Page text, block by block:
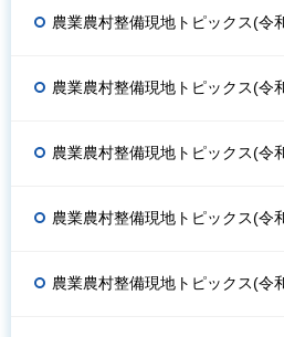
農業農村整備現地トピックス(令
農業農村整備現地トピックス(令
農業農村整備現地トピックス(令
農業農村整備現地トピックス(令
農業農村整備現地トピックス(令